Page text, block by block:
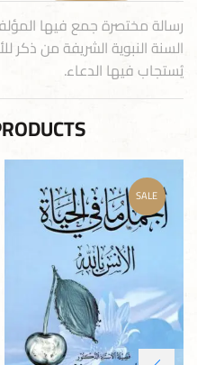
رسالة مختصرة جمع فيها
السنة النبوية الشريفة من ذكر
يُستجاب فيها الدعاء.
SALE